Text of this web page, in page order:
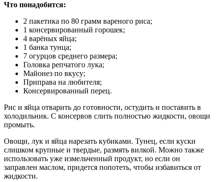
Что понадобится:
2 пакетика по 80 грамм вареного риса;
1 консервированный горошек;
4 варёных яйца;
1 банка тунца;
7 огурцов среднего размера;
Головка репчатого лука;
Майонез по вкусу;
Приправа на любителя;
Консервированный перец.
Рис и яйца отварить до готовности, остудить и поставить в
холодильник. С консервов слить полностью жидкости, овощи
промыть.
Овощи, лук и яйца нарезать кубиками. Тунец, если куски
слишком крупные и твердые, размять вилкой. Можно также
использовать уже измельченный продукт, но если он
заправлен маслом, придется попотеть, чтобы избавиться от
жидкости.